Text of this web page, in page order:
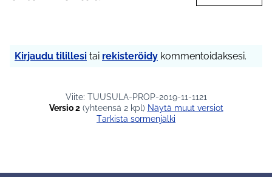
Kirjaudu tilillesi tai rekisteröidy kommentoidaksesi.
Viite: TUUSULA-PROP-2019-11-1121
Versio 2(yhteensä 2 kpl)
näytä muut versiot
Tarkista sormenjälki